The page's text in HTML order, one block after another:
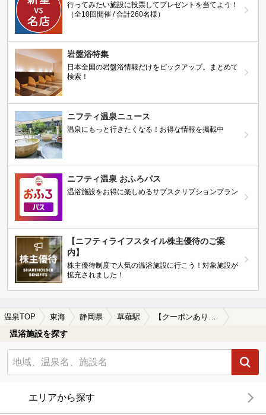
行ってみたい施設に投票してプレゼントを当てよう！
（全10回開催 / 合計260名様）
岩盤浴特集
日本全国の岩盤浴情報だけをピックアップ。まとめて
検索！
ニフティ温泉ニュース
温泉にもっと行きたくなる！お得な情報を掲載中
ニフティ温泉 おふろパス
温浴施設をお得に楽しめるサブスクリプションプラン
【ニフティライフスタイル株主優待のご案
内】
株主優待制度で人気の温浴施設に行こう！対象施設が
拡充されました！
温泉TOP 東海 静岡県 草薙駅 【クーポンあり】一人旅におすすめの草薙駅近くの温泉、日帰り温泉、スーパー銭湯おすすめ
温浴施設を探す
エリアから探す